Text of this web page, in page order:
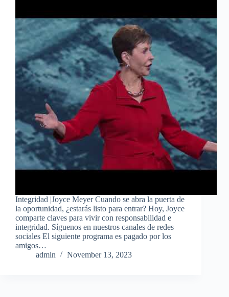
Integridad |Joyce Meyer Cuando se abra la puerta de
la oportunidad, ¿estarás listo para entrar? Hoy, Joyce
comparte claves para vivir con responsabilidad e
integridad. Síguenos en nuestros canales de redes
sociales El siguiente programa es pagado por los
amigos…
admin
November 13, 2023